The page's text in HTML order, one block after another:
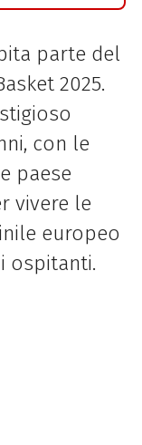
parte del
2025.
con le
paese
vivere le
europeo
ospitanti.